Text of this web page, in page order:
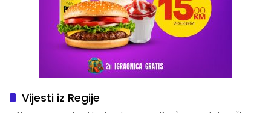
Vijesti iz Regije